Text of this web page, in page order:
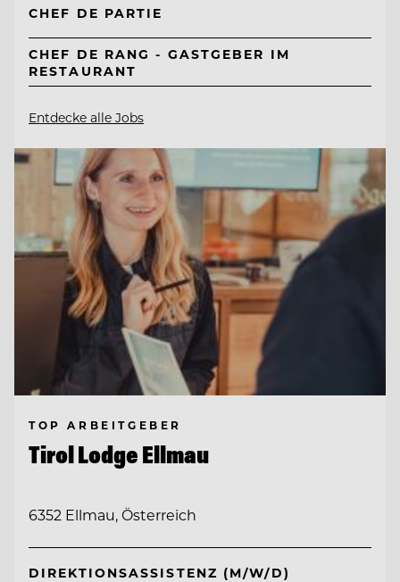
CHEF DE PARTIE
CHEF DE RANG - GASTGEBER IM
RESTAURANT
Entdecke alle Jobs
TOP ARBEITGEBER
Tirol Lodge Ellmau
6352 Ellmau, Österreich
DIREKTIONSASSISTENZ (M/W/D)